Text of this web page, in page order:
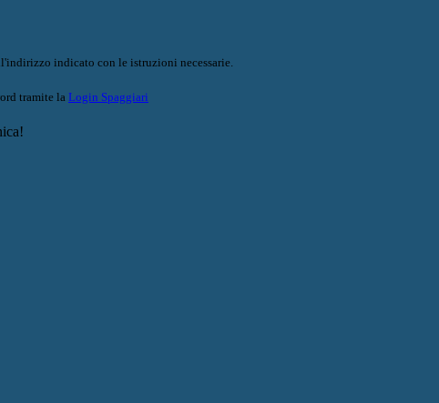
indicato con le istruzioni necessarie.
tramite la Login Spaggiari